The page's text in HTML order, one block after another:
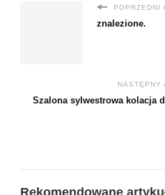
POPRZEDNI
znalezione.
NASTĘPNY
Szalona sylwestrowa kolacja
Rekomendowane